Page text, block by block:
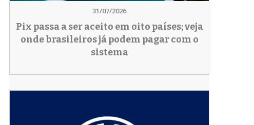
31/07/2026
Pix passa a ser aceito em oito países; veja
onde brasileiros já podem pagar com o
sistema